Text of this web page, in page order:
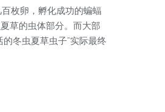
枚卵，孵化成功的蝙蝠
草的虫体部分。而大部
冬虫夏草虫子”实际最终